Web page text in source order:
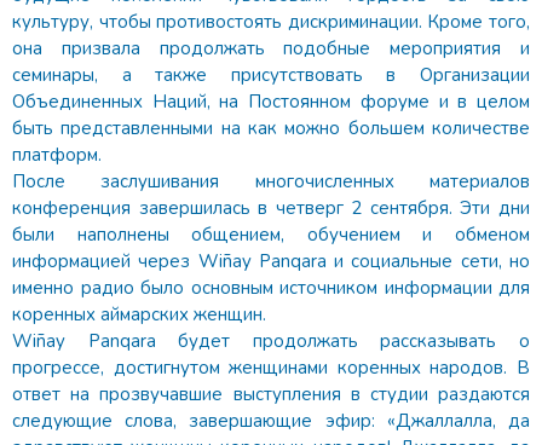
культуру, чтобы противостоять дискриминации. Кроме того,
она призвала продолжать подобные мероприятия и
семинары, а также присутствовать в Организации
Объединенных Наций, на Постоянном форуме и в целом
быть представленными на как можно большем количестве
платформ.
После заслушивания многочисленных материалов
конференция завершилась в четверг 2 сентября. Эти дни
были наполнены общением, обучением и обменом
информацией через Wiñay Panqara и социальные сети, но
именно радио было основным источником информации для
коренных аймарских женщин.
Wiñay Panqara будет продолжать рассказывать о
прогрессе, достигнутом женщинами коренных народов. В
ответ на прозвучавшие выступления в студии раздаются
следующие слова, завершающие эфир: «Джаллалла, да